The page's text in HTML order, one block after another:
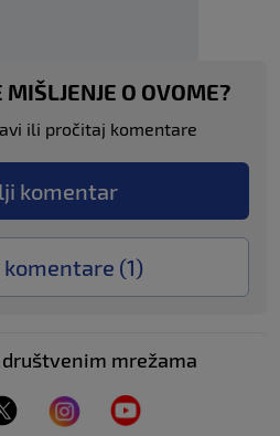
MIŠLJENJE O OVOME?
ili pročitaj komentare
komentar
(1)
mrežama